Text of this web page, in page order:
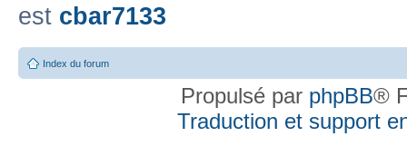
est cbar7133
Index du forum
Propulsé par phpBB®
Traduction et support